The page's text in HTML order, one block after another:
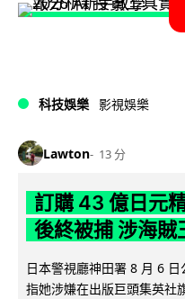
科技娛樂 影視娛樂
Lawton 13 分
訂購 43 億日元
後終被捕 涉海
日本警視廳神田署 8 月 6
指她涉嫌在出版巨頭集英社